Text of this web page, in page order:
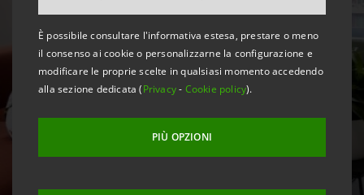
È possibile consultare l'informativa estesa, prestare o meno
il consenso ai cookie o personalizzarne la configurazione e
modificare le proprie scelte in qualsiasi momento accedendo
alla sezione dedicata (Privacy- Cookie policy).
PIÙ OPZIONI
al benessere lavorativo